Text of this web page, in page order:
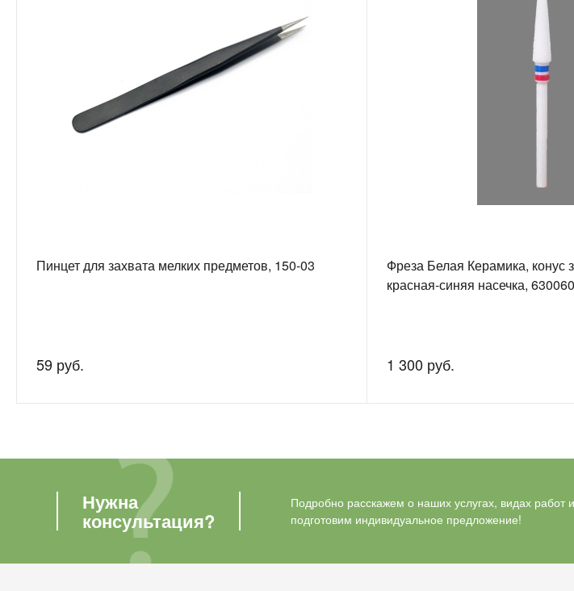
Пинцет для захвата мелких предметов, 150-03
59 руб.
Фреза Белая Керамика, конус
красная-синяя насечка,
1 300 руб.
Нужна
консультация?
Подробно расскажем о наших услугах, видах работ
подготовим индивидуальное предложение!